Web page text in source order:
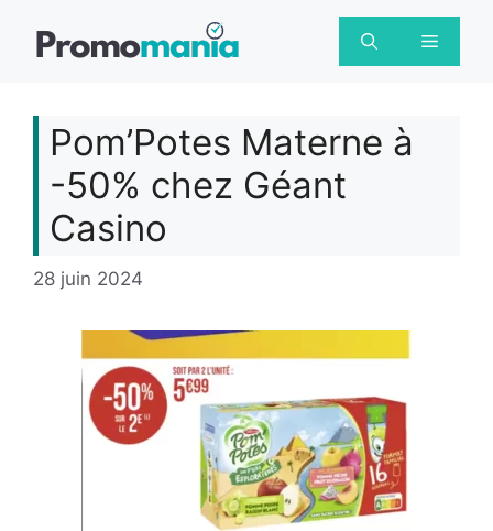
Menu
Pom’Potes Materne à
-50% chez Géant
Casino
28 juin 2024